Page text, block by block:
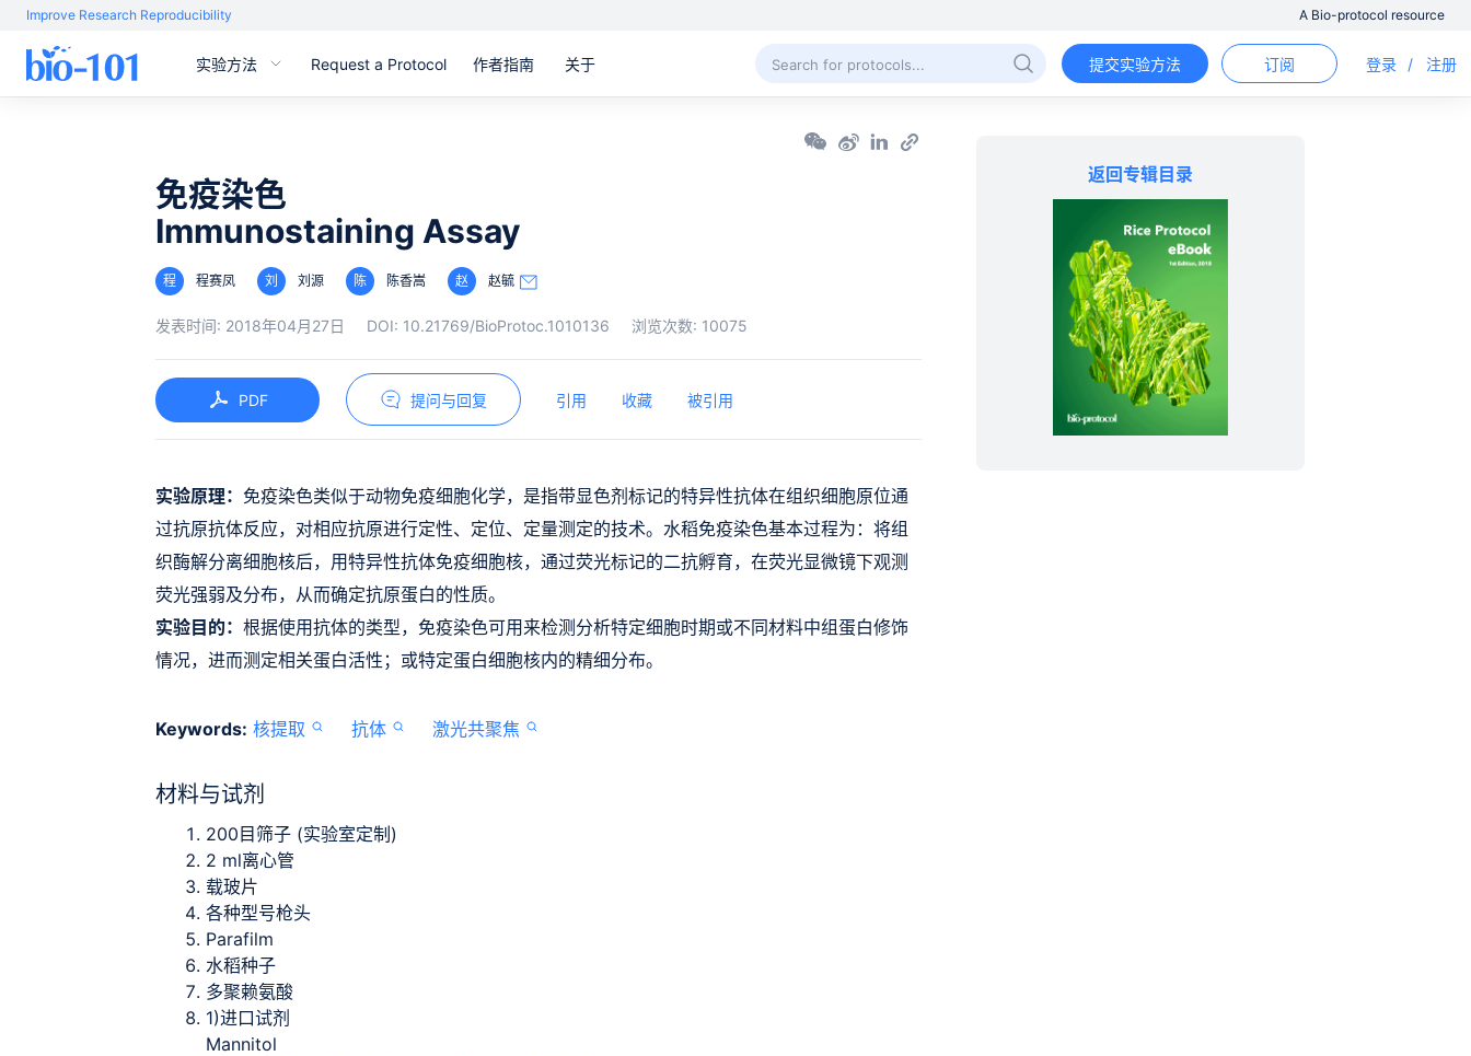
Improve Research Reproducibility A Bio-protocol resource
实验方法 Request a Protocol 作者指南 关于 提交实验方法 订阅 登录 / 注册
免疫染色
Immunostaining Assay
程 程赛凤 刘 刘源 陈 陈香嵩 赵 赵毓
发表时间: 2018年04月27日 DOI: 10.21769/BioProtoc.1010136 浏览次数: 10075
返回专辑目录
PDF 提问与回复 引用 收藏 被引用
实验原理： 免疫染色类似于动物免疫细胞化学，是指带显色剂标记的特异性抗体在组织细胞原位通
过抗原抗体反应，对相应抗原进行定性、定位、定量测定的技术。水稻免疫染色基本过程为：将组
织酶解分离细胞核后，用特异性抗体免疫细胞核，通过荧光标记的二抗孵育，在荧光显微镜下观测
荧光强弱及分布，从而确定抗原蛋白的性质。
实验目的： 根据使用抗体的类型，免疫染色可用来检测分析特定细胞时期或不同材料中组蛋白修饰
情况，进而测定相关蛋白活性；或特定蛋白细胞核内的精细分布。
Keywords: 核提取 抗体 激光共聚焦
材料与试剂
200目筛子 (实验室定制)
2 ml离心管
载玻片
各种型号枪头
Parafilm
水稻种子
多聚赖氨酸
进口试剂
1)
Mannitol